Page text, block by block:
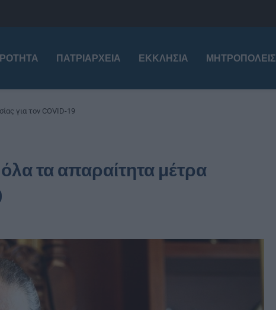
ΠΑΤΡΙΑΡΧΕΊΑ ΕΚΚΛΗΣΊΑ ΜΗΤΡΟΠΌΛΕΙΣ
για τον COVID-19
τα απαραίτητα μέτρα